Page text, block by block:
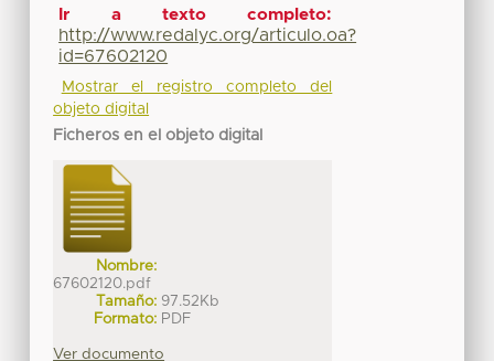
Ir a texto completo:
http://www.redalyc.org/articulo.oa?
id=67602120
Mostrar el registro completo del
objeto digital
Ficheros en el objeto digital
Nombre:
67602120.pdf
Tamaño: 97.52Kb
Formato: PDF
Ver documento